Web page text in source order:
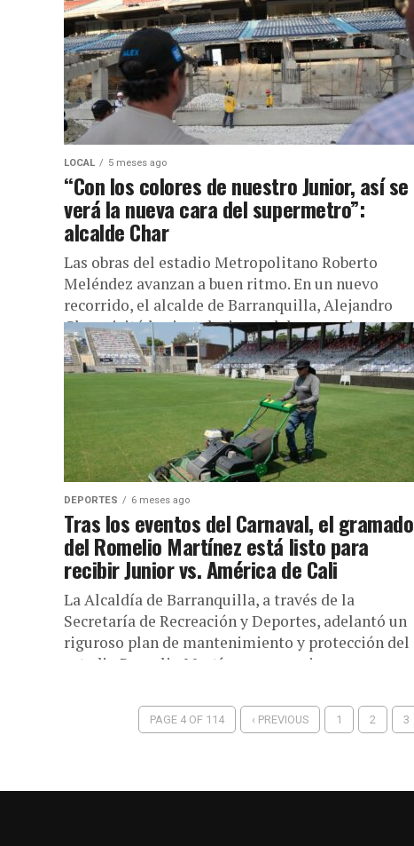
LOCAL 5 meses ago
“Con los colores de nuestro Junior, así se
verá la nueva cara del supermetro”:
alcalde Char
Las obras del estadio Metropolitano Roberto
Meléndez avanzan a buen ritmo. En un nuevo
recorrido, el alcalde de Barranquilla, Alejandro
Char, visitó las instalaciones del escenario...
DEPORTES 6 meses ago
Tras los eventos del Carnaval, el gramado
del Romelio Martínez está listo para
recibir Junior vs. América de Cali
La Alcaldía de Barranquilla, a través de la
Secretaría de Recreación y Deportes, adelantó un
riguroso plan de mantenimiento y protección del
estadio Romelio Martínez, escenario...
PAGE 4 OF 114 ‹ PREVIOUS 1 2 3